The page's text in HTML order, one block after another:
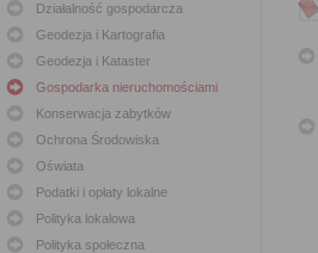
Działalność gospodarcza
Geodezja i Kartografia
Geodezja i Kataster
Gospodarka nieruchomościami
Konserwacja zabytków
Ochrona Środowiska
Oświata
Podatki i opłaty lokalne
Polityka lokalowa
Polityka społeczna